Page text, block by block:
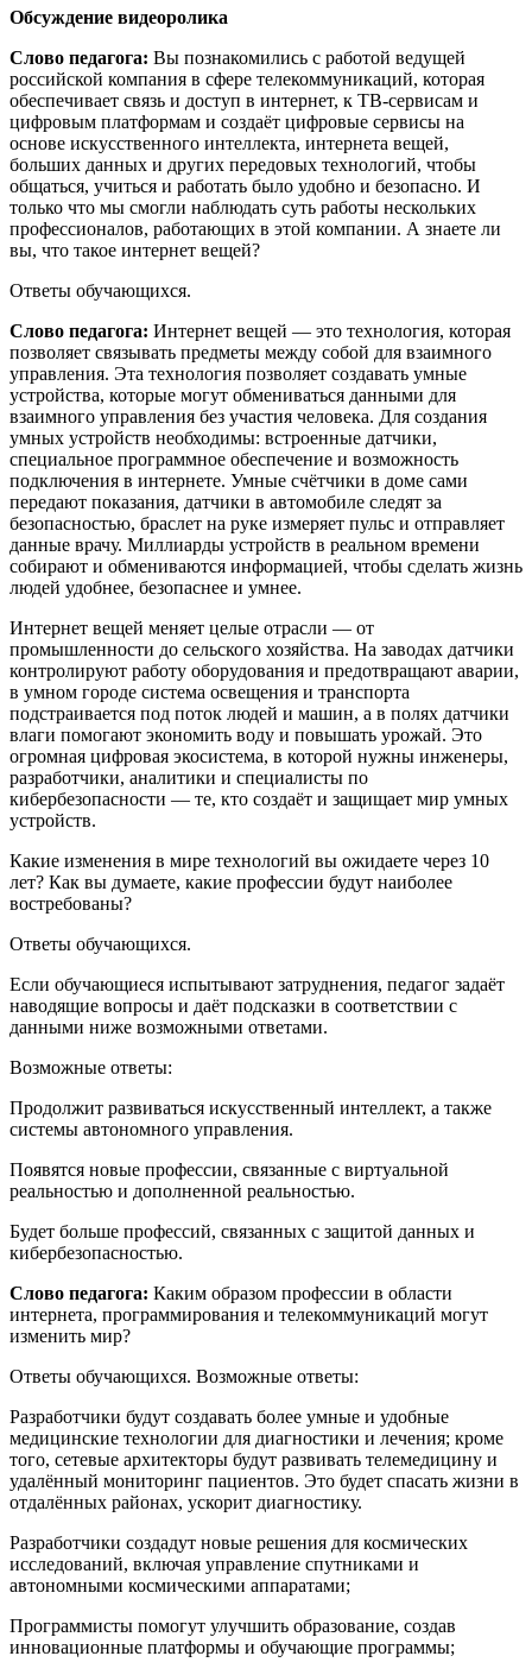
Обсуждение видеоролика
Слово педагога: Вы познакомились с работой ведущей
российской компания в сфере телекоммуникаций, которая
обеспечивает связь и доступ в интернет, к ТВ-сервисам и
цифровым платформам и создаёт цифровые сервисы на
основе искусственного интеллекта, интернета вещей,
больших данных и других передовых технологий, чтобы
общаться, учиться и работать было удобно и безопасно. И
только что мы смогли наблюдать суть работы нескольких
профессионалов, работающих в этой компании. А знаете ли
вы, что такое интернет вещей?
Ответы обучающихся.
Слово педагога: Интернет вещей — это технология, которая
позволяет связывать предметы между собой для взаимного
управления. Эта технология позволяет создавать умные
устройства, которые могут обмениваться данными для
взаимного управления без участия человека. Для создания
умных устройств необходимы: встроенные датчики,
специальное программное обеспечение и возможность
подключения в интернете. Умные счётчики в доме сами
передают показания, датчики в автомобиле следят за
безопасностью, браслет на руке измеряет пульс и отправляет
данные врачу. Миллиарды устройств в реальном времени
собирают и обмениваются информацией, чтобы сделать жизнь
людей удобнее, безопаснее и умнее.
Интернет вещей меняет целые отрасли — от
промышленности до сельского хозяйства. На заводах датчики
контролируют работу оборудования и предотвращают аварии,
в умном городе система освещения и транспорта
подстраивается под поток людей и машин, а в полях датчики
влаги помогают экономить воду и повышать урожай. Это
огромная цифровая экосистема, в которой нужны инженеры,
разработчики, аналитики и специалисты по
кибербезопасности — те, кто создаёт и защищает мир умных
устройств.
Какие изменения в мире технологий вы ожидаете через 10
лет? Как вы думаете, какие профессии будут наиболее
востребованы?
Ответы обучающихся.
Если обучающиеся испытывают затруднения, педагог задаёт
наводящие вопросы и даёт подсказки в соответствии с
данными ниже возможными ответами.
Возможные ответы:
Продолжит развиваться искусственный интеллект, а также
системы автономного управления.
Появятся новые профессии, связанные с виртуальной
реальностью и дополненной реальностью.
Будет больше профессий, связанных с защитой данных и
кибербезопасностью.
Слово педагога: Каким образом профессии в области
интернета, программирования и телекоммуникаций могут
изменить мир?
Ответы обучающихся. Возможные ответы:
Разработчики будут создавать более умные и удобные
медицинские технологии для диагностики и лечения; кроме
того, сетевые архитекторы будут развивать телемедицину и
удалённый мониторинг пациентов. Это будет спасать жизни в
отдалённых районах, ускорит диагностику.
Разработчики создадут новые решения для космических
исследований, включая управление спутниками и
автономными космическими аппаратами;
Программисты помогут улучшить образование, создав
инновационные платформы и обучающие программы;